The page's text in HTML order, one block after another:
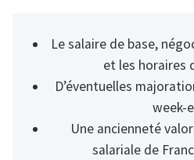
Le salaire de base,
et les horaires
D’éventuelles
week-
Une ancienneté
salariale de